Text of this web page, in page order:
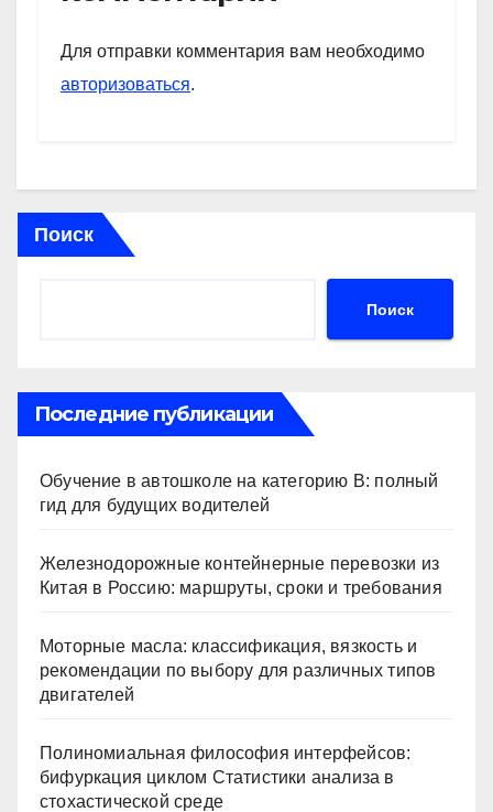
A
p
p
a
m
kl
a
и
Для отправки комментария вам необходимо
авторизоваться.
Поиск
Поиск
Последние публикации
Обучение в автошколе на категорию В: полный
гид для будущих водителей
Железнодорожные контейнерные перевозки из
Китая в Россию: маршруты, сроки и требования
Моторные масла: классификация, вязкость и
рекомендации по выбору для различных типов
двигателей
Полиномиальная философия интерфейсов:
бифуркация циклом Статистики анализа в
стохастической среде